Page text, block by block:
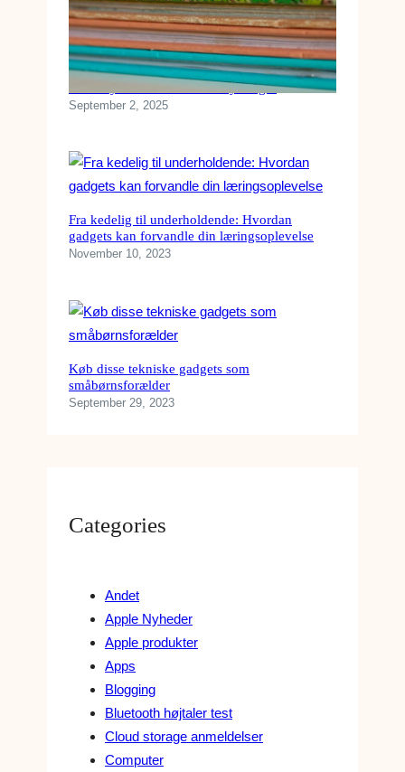
Sådan lytter du nemmest til lydbøger
September 2, 2025
Fra kedelig til underholdende: Hvordan
gadgets kan forvandle din læringsoplevelse
November 10, 2023
Køb disse tekniske gadgets som
småbørnsforælder
September 29, 2023
Categories
Andet
Apple Nyheder
Apple produkter
Apps
Blogging
Bluetooth højtaler test
Cloud storage anmeldelser
Computer